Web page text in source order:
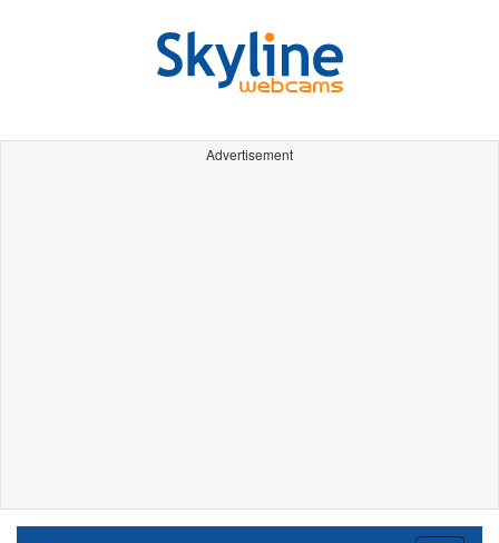
Advertisement